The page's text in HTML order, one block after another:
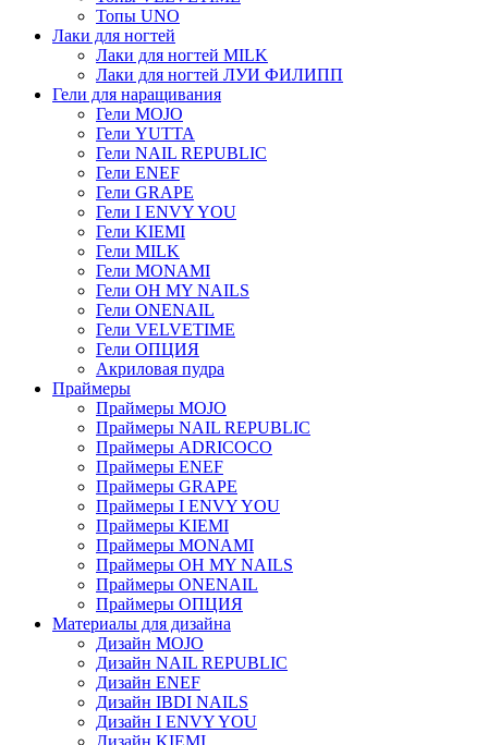
Топы UNO
Лаки для ногтей
Лаки для ногтей MILK
Лаки для ногтей ЛУИ ФИЛИПП
Гели для наращивания
Гели MOJO
Гели YUTTA
Гели NAIL REPUBLIC
Гели ENEF
Гели GRAPE
Гели I ENVY YOU
Гели KIEMI
Гели MILK
Гели MONAMI
Гели OH MY NAILS
Гели ONENAIL
Гели VELVETIME
Гели ОПЦИЯ
Акриловая пудра
Праймеры
Праймеры MOJO
Праймеры NAIL REPUBLIC
Праймеры ADRICOCO
Праймеры ENEF
Праймеры GRAPE
Праймеры I ENVY YOU
Праймеры KIEMI
Праймеры MONAMI
Праймеры OH MY NAILS
Праймеры ONENAIL
Праймеры ОПЦИЯ
Материалы для дизайна
Дизайн MOJO
Дизайн NAIL REPUBLIC
Дизайн ENEF
Дизайн IBDI NAILS
Дизайн I ENVY YOU
Дизайн KIEMI